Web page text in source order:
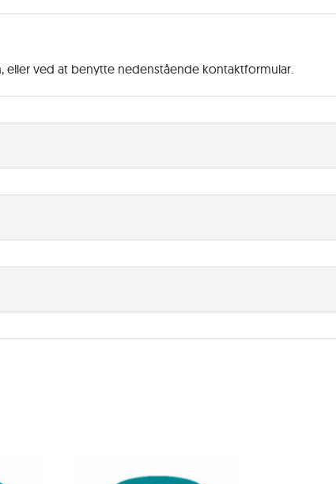
ved at benytte nedenstående kontaktformular.